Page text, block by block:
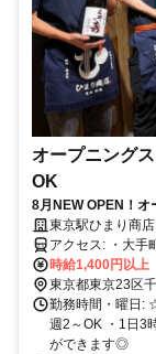
オープニング
OK
8月NEW OPEN！
OK！学校終わりに
東京駅ひまり商店
アクセ
時給1,400円以上
東京都東京23区
勤務時間・曜日:
週2～OK ・1日3
ができます◎